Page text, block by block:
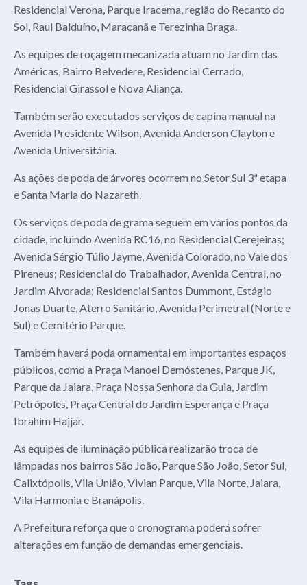
Residencial Verona, Parque Iracema, região do Recanto do
Sol, Raul Balduíno, Maracanã e Terezinha Braga.
As equipes de roçagem mecanizada atuam no Jardim das
Américas, Bairro Belvedere, Residencial Cerrado,
Residencial Girassol e Nova Aliança.
Também serão executados serviços de capina manual na
Avenida Presidente Wilson, Avenida Anderson Clayton e
Avenida Universitária.
As ações de poda de árvores ocorrem no Setor Sul 3ª etapa
e Santa Maria do Nazareth.
Os serviços de poda de grama seguem em vários pontos da
cidade, incluindo Avenida RC16, no Residencial Cerejeiras;
Avenida Sérgio Túlio Jayme, Avenida Colorado, no Vale dos
Pireneus; Residencial do Trabalhador, Avenida Central, no
Jardim Alvorada; Residencial Santos Dummont, Estágio
Jonas Duarte, Aterro Sanitário, Avenida Perimetral (Norte e
Sul) e Cemitério Parque.
Também haverá poda ornamental em importantes espaços
públicos, como a Praça Manoel Demóstenes, Parque JK,
Parque da Jaiara, Praça Nossa Senhora da Guia, Jardim
Petrópoles, Praça Central do Jardim Esperança e Praça
Ibrahim Hajjar.
As equipes de iluminação pública realizarão troca de
lâmpadas nos bairros São João, Parque São João, Setor Sul,
Calixtópolis, Vila União, Vivian Parque, Vila Norte, Jaiara,
Vila Harmonia e Branápolis.
A Prefeitura reforça que o cronograma poderá sofrer
alterações em função de demandas emergenciais.